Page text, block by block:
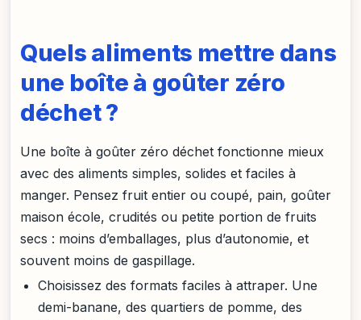
Quels aliments mettre dans
une boîte à goûter zéro
déchet ?
Une boîte à goûter zéro déchet fonctionne mieux
avec des aliments simples, solides et faciles à
manger. Pensez fruit entier ou coupé, pain, goûter
maison école, crudités ou petite portion de fruits
secs : moins d’emballages, plus d’autonomie, et
souvent moins de gaspillage.
Choisissez des formats faciles à attraper. Une
demi-banane, des quartiers de pomme, des